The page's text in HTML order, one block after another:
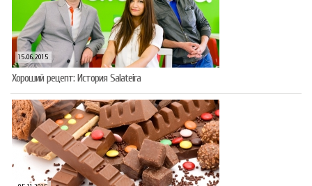
15.06.2015
Хороший рецепт: История Salateira